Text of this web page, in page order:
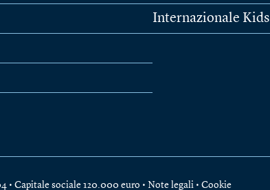
Internazionale Kids
• Capitale sociale 120.000 euro • Note legali • Cookie